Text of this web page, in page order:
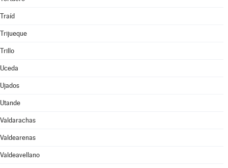
Traíd
Trijueque
Trillo
Uceda
Ujados
Utande
Valdarachas
Valdearenas
Valdeavellano